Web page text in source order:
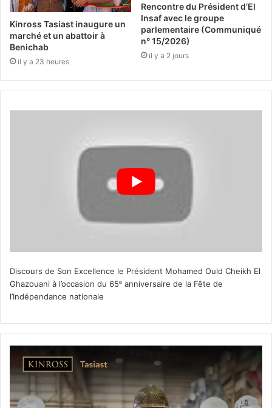
Kinross Tasiast inaugure un
marché et un abattoir à
Benichab
il y a 23 heures
Rencontre du Président d’El
Insaf avec le groupe
parlementaire (Communiqué
n° 15/2026)
il y a 2 jours
Discours de Son Excellence le Président Mohamed Ould Cheikh El
Ghazouani à l’occasion du 65ᵉ anniversaire de la Fête de
l’Indépendance nationale